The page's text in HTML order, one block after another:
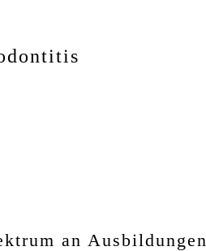
an Ausbildungen